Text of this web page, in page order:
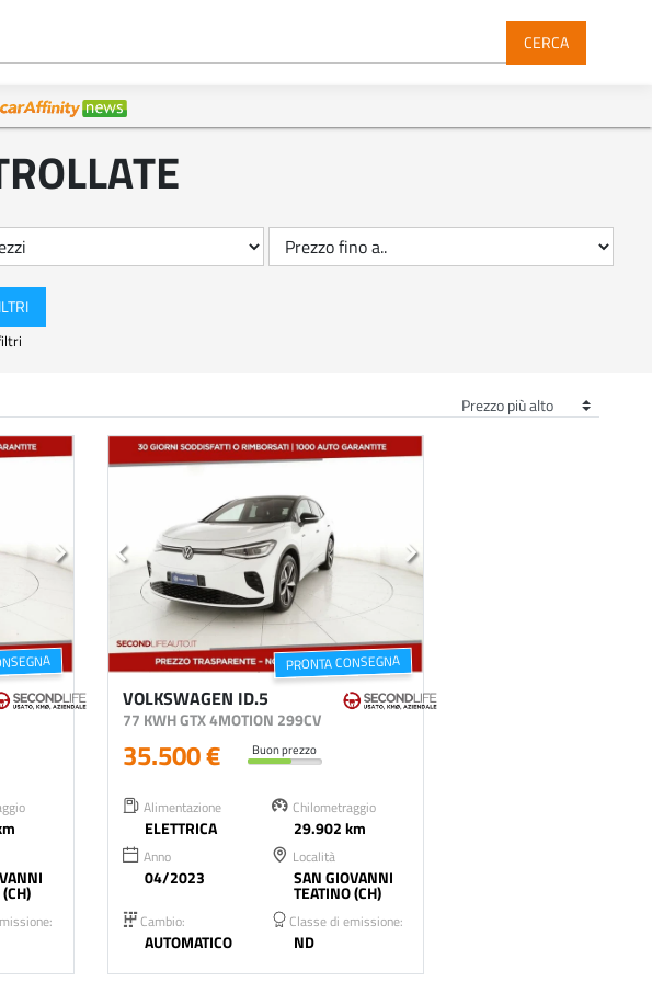
CERCA
PRONTA CONSEGNA
VOLKSWAGEN ID.5
77 KWH GTX 4MOTION 299CV
35.500 € Buon prezzo
Alimentazione
ELETTRICA
Chilometraggio
29.902 km
Anno
04/2023
Località
SAN GIOVANNI
TEATINO (CH)
Cambio:
AUTOMATICO
Classe di emissione:
ND